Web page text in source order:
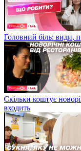
Головний біль: види,
Скільки коштує
входить